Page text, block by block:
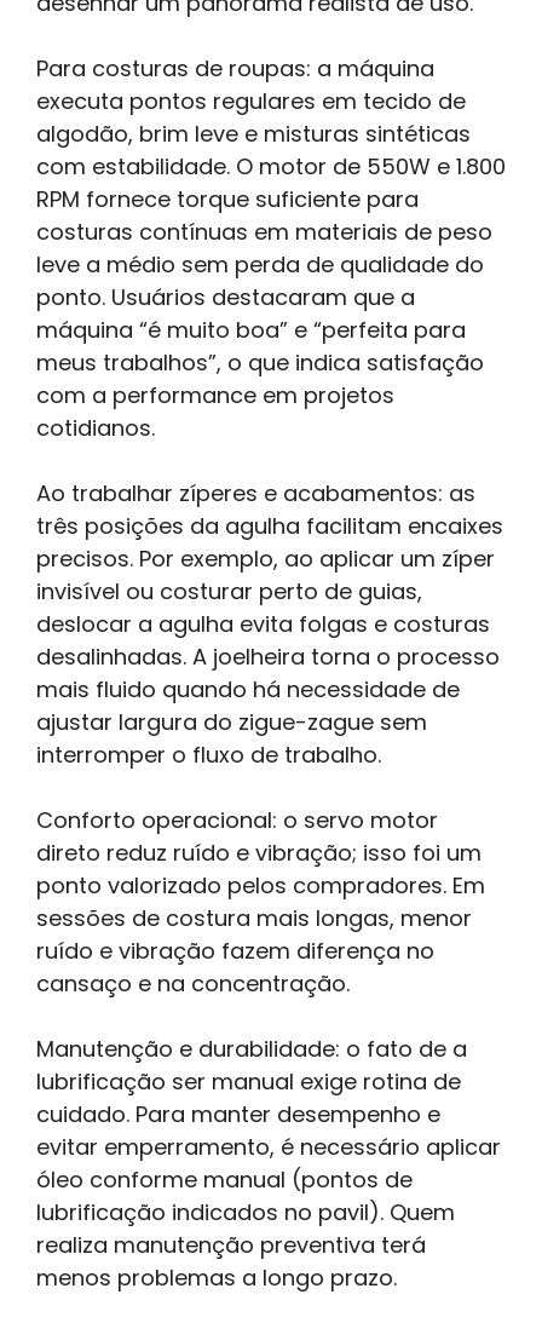
Para costuras de roupas: a máquina
executa pontos regulares em tecido de
algodão, brim leve e misturas sintéticas
com estabilidade. O motor de 550W e 1.800
RPM fornece torque suficiente para
costuras contínuas em materiais de peso
leve a médio sem perda de qualidade do
ponto. Usuários destacaram que a
máquina “é muito boa” e “perfeita para
meus trabalhos”, o que indica satisfação
com a performance em projetos
cotidianos.
Ao trabalhar zíperes e acabamentos: as
três posições da agulha facilitam encaixes
precisos. Por exemplo, ao aplicar um zíper
invisível ou costurar perto de guias,
deslocar a agulha evita folgas e costuras
desalinhadas. A joelheira torna o processo
mais fluido quando há necessidade de
ajustar largura do zigue-zague sem
interromper o fluxo de trabalho.
Conforto operacional: o servo motor
direto reduz ruído e vibração; isso foi um
ponto valorizado pelos compradores. Em
sessões de costura mais longas, menor
ruído e vibração fazem diferença no
cansaço e na concentração.
Manutenção e durabilidade: o fato de a
lubrificação ser manual exige rotina de
cuidado. Para manter desempenho e
evitar emperramento, é necessário aplicar
óleo conforme manual (pontos de
lubrificação indicados no pavil). Quem
realiza manutenção preventiva terá
menos problemas a longo prazo.